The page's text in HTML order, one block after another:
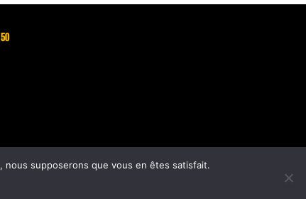
supposerons que vous en êtes satisfait.